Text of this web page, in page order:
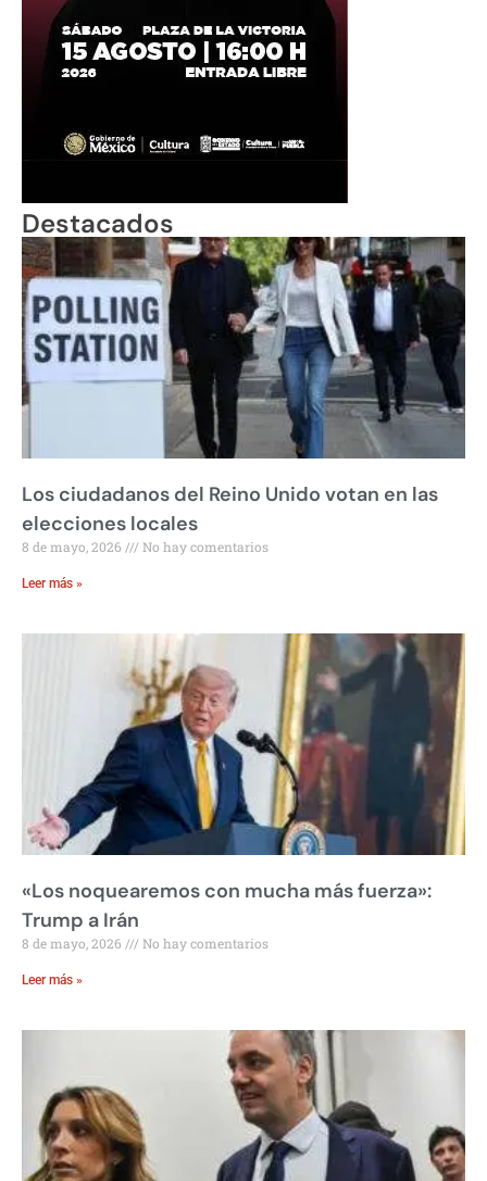
Destacados
Los ciudadanos del Reino Unido votan en las
elecciones locales
8 de mayo, 2026 No hay comentarios
Leer más »
«Los noquearemos con mucha más fuerza»:
Trump a Irán
8 de mayo, 2026 No hay comentarios
Leer más »